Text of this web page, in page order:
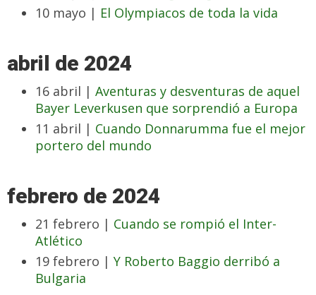
10 mayo | El Olympiacos de toda la vida
abril de 2024
16 abril | Aventuras y desventuras de aquel
Bayer Leverkusen que sorprendió a Europa
11 abril | Cuando Donnarumma fue el mejor
portero del mundo
febrero de 2024
21 febrero | Cuando se rompió el Inter-
Atlético
19 febrero | Y Roberto Baggio derribó a
Bulgaria